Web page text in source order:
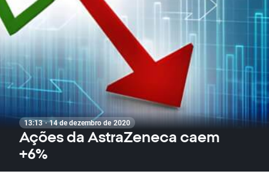
13:13 · 14 de dezembro de 2020
Ações da AstraZeneca caem
+6%